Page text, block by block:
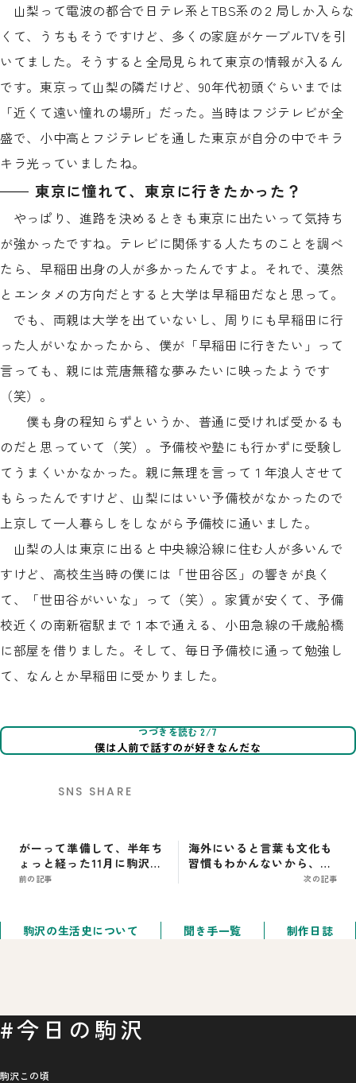
山梨って電波の都合で日テレ系とTBS系の２局しか入らな
くて、うちもそうですけど、多くの家庭がケーブルTVを引
いてました。そうすると全局見られて東京の情報が入るん
です。東京って山梨の隣だけど、90年代初頭ぐらいまでは
「近くて遠い憧れの場所」だった。当時はフジテレビが全
盛で、小中高とフジテレビを通した東京が自分の中でキラ
キラ光っていましたね。
東京に憧れて、東京に行きたかった？
やっぱり、進路を決めるときも東京に出たいって気持ち
が強かったですね。テレビに関係する人たちのことを調べ
たら、早稲田出身の人が多かったんですよ。それで、漠然
とエンタメの方向だとすると大学は早稲田だなと思って。
でも、両親は大学を出ていないし、周りにも早稲田に行
った人がいなかったから、僕が「早稲田に行きたい」って
言っても、親には荒唐無稽な夢みたいに映ったようです
（笑）。
僕も身の程知らずというか、普通に受ければ受かるも
のだと思っていて（笑）。予備校や塾にも行かずに受験し
てうまくいかなかった。親に無理を言って１年浪人させて
もらったんですけど、山梨にはいい予備校がなかったので
上京して一人暮らしをしながら予備校に通いました。
山梨の人は東京に出ると中央線沿線に住む人が多いんで
すけど、高校生当時の僕には「世田谷区」の響きが良く
て、「世田谷がいいな」って（笑）。家賃が安くて、予備
校近くの南新宿駅まで１本で通える、小田急線の千歳船橋
に部屋を借りました。そして、毎日予備校に通って勉強し
て、なんとか早稲田に受かりました。
つづきを読む 2/7
僕は人前で話すのが好きなんだな
SNS SHARE
がーって準備して、半年ち
ょっと経った11月に駒沢で
オープン
前の記事
海外にいると言葉も文化も
習慣もわかんないから、頼
れるのは家族みたいなのは
次の記事
駒沢の生活史について 聞き手一覧 制作日誌
#今日の駒沢
駒沢この頃